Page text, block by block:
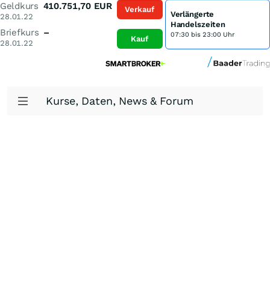
Geldkurs
28.01.22
410.751,70 EUR
Briefkurs
28.01.22
–
Verkauf
Kauf
Verlängerte
Handelszeiten
07:30 bis 23:00 Uhr
Kurse, Daten, News & Forum